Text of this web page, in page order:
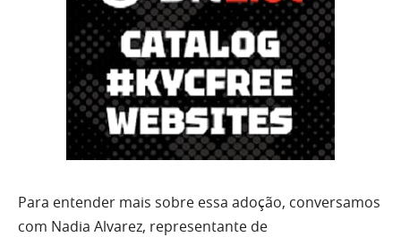
Para entender mais sobre essa adoção, conversamos
com Nadia Alvarez, representante de